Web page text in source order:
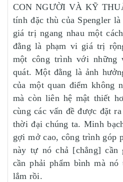
CON NGƯỜI VÀ KỸ
tính đặc thù của Spengler
giá trị ngang nhau một
đằng là phạm vi giá trị
một công trình với những
quát. Một đằng là ảnh
của một quan điểm không
mà còn liên hệ mật thiết
cùng các vấn đề được đặt
thời đại chúng ta. Minh
gợi mở cao, công trình góp
này tự nó chả [chẳng]
cần phải phẩm bình mà
lắm rồi.